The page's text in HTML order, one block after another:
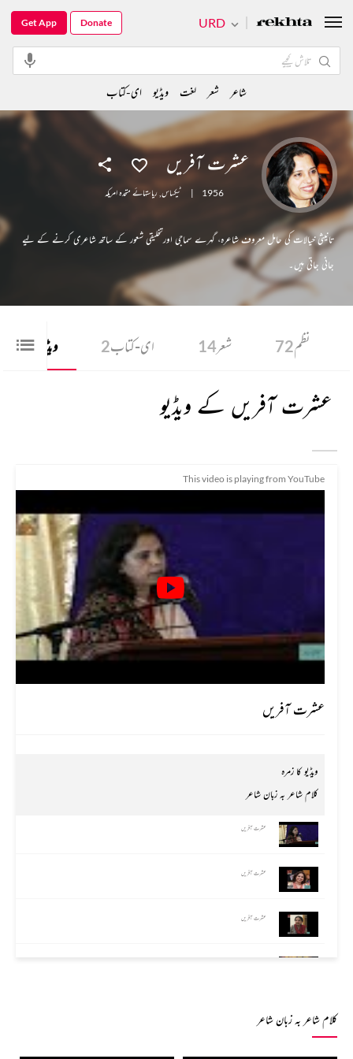
عشرت آفریں
1956
| ٹیکساس, ریاستہائے متحدہ امریکہ
تانیثی خیالات کی حامل معروف شاعرہ، گہرے سماجی اورتخلیقی شعور کے ساتھ شاعری کرنے کے لیے
جانی جاتی ہیں۔
نظم72 شعر14 ای-کتاب2 ویڈیو 9
عشرت آفریں کے ویڈیو
This video is playing from YouTube
عشرت آفریں
ویڈیو کا زمرہ
کلام شاعر بہ زبان شاعر
عشرت آفریں
عشرت آفریں
عشرت آفریں
کلام شاعر بہ زبان شاعر
URD
Get App Donate
شاعر شعر لغت ویڈیو ای-کتاب